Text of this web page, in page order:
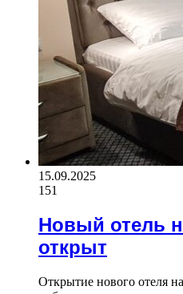
15.09.2025
151
Новый отель
открыт
Открытие нового отеля